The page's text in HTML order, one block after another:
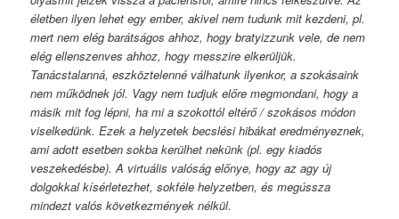
életben ilyen lehet egy ember, akivel nem tudunk mit kezdeni, pl.
mert nem elég barátságos ahhoz, hogy bratyizzunk vele, de nem
elég ellenszenves ahhoz, hogy messzire elkerüljük.
Tanácstalanná, eszköztelenné válhatunk ilyenkor, a szokásaink
nem működnek jól. Vagy nem tudjuk előre megmondani, hogy a
másik mit fog lépni, ha mi a szokottól eltérő / szokásos módon
viselkedünk. Ezek a helyzetek becslési hibákat eredményeznek,
ami adott esetben sokba kerülhet nekünk (pl. egy kiadós
veszekedésbe). A virtuális valóság előnye, hogy az agy új
dolgokkal kísérletezhet, sokféle helyzetben, és megússza
mindezt valós következmények nélkül.